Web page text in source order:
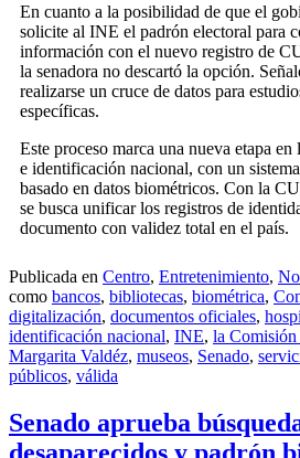
En cuanto a la posibilidad de que el
solicite al INE el padrón electoral para
información con el nuevo registro de
la senadora no descartó la opción.
realizarse un cruce de datos para
específicas.
Este proceso marca una nueva etapa
e identificación nacional, con un
basado en datos biométricos. Con la
se busca unificar los registros de
documento con validez total en el país.
Publicada en Centro, Entretenimiento,
como bancos, bibliotecas, biométrica,
digitalización, documentos oficiales,
identificación nacional, INE, la Comisión
Margarita Valdéz, museos, Senado,
públicos, válida
Senado aprueba
desaparecidos y padrón